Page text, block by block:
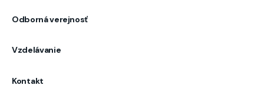
Odborná verejnosť
Vzdelávanie
Kontakt